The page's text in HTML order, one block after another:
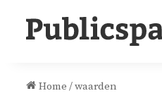
Home /waarden